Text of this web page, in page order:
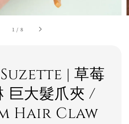
1 / 8
| 草莓
巨大髮爪夾 /
Hair Claw